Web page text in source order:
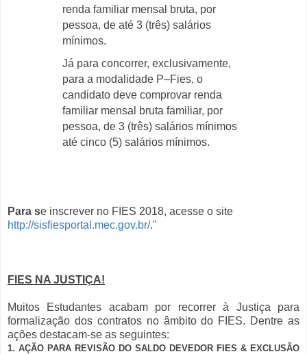
renda familiar mensal bruta, por
pessoa, de até 3 (três) salários
mínimos.
Já para concorrer, exclusivamente,
para a modalidade P–Fies, o
candidato deve comprovar renda
familiar mensal bruta familiar, por
pessoa, de 3 (três) salários mínimos
até cinco (5) salários mínimos.
Para se inscrever no FIES 2018, acesse o site
http://sisfiesportal.mec.gov.br/."
FIES NA JUSTIÇA!
Muitos Estudantes acabam por recorrer à Justiça para
formalização dos contratos no âmbito do FIES. Dentre as
ações destacam-se as seguintes:
1. AÇÃO PARA REVISÃO DO SALDO DEVEDOR FIES & EXCLUSÃO